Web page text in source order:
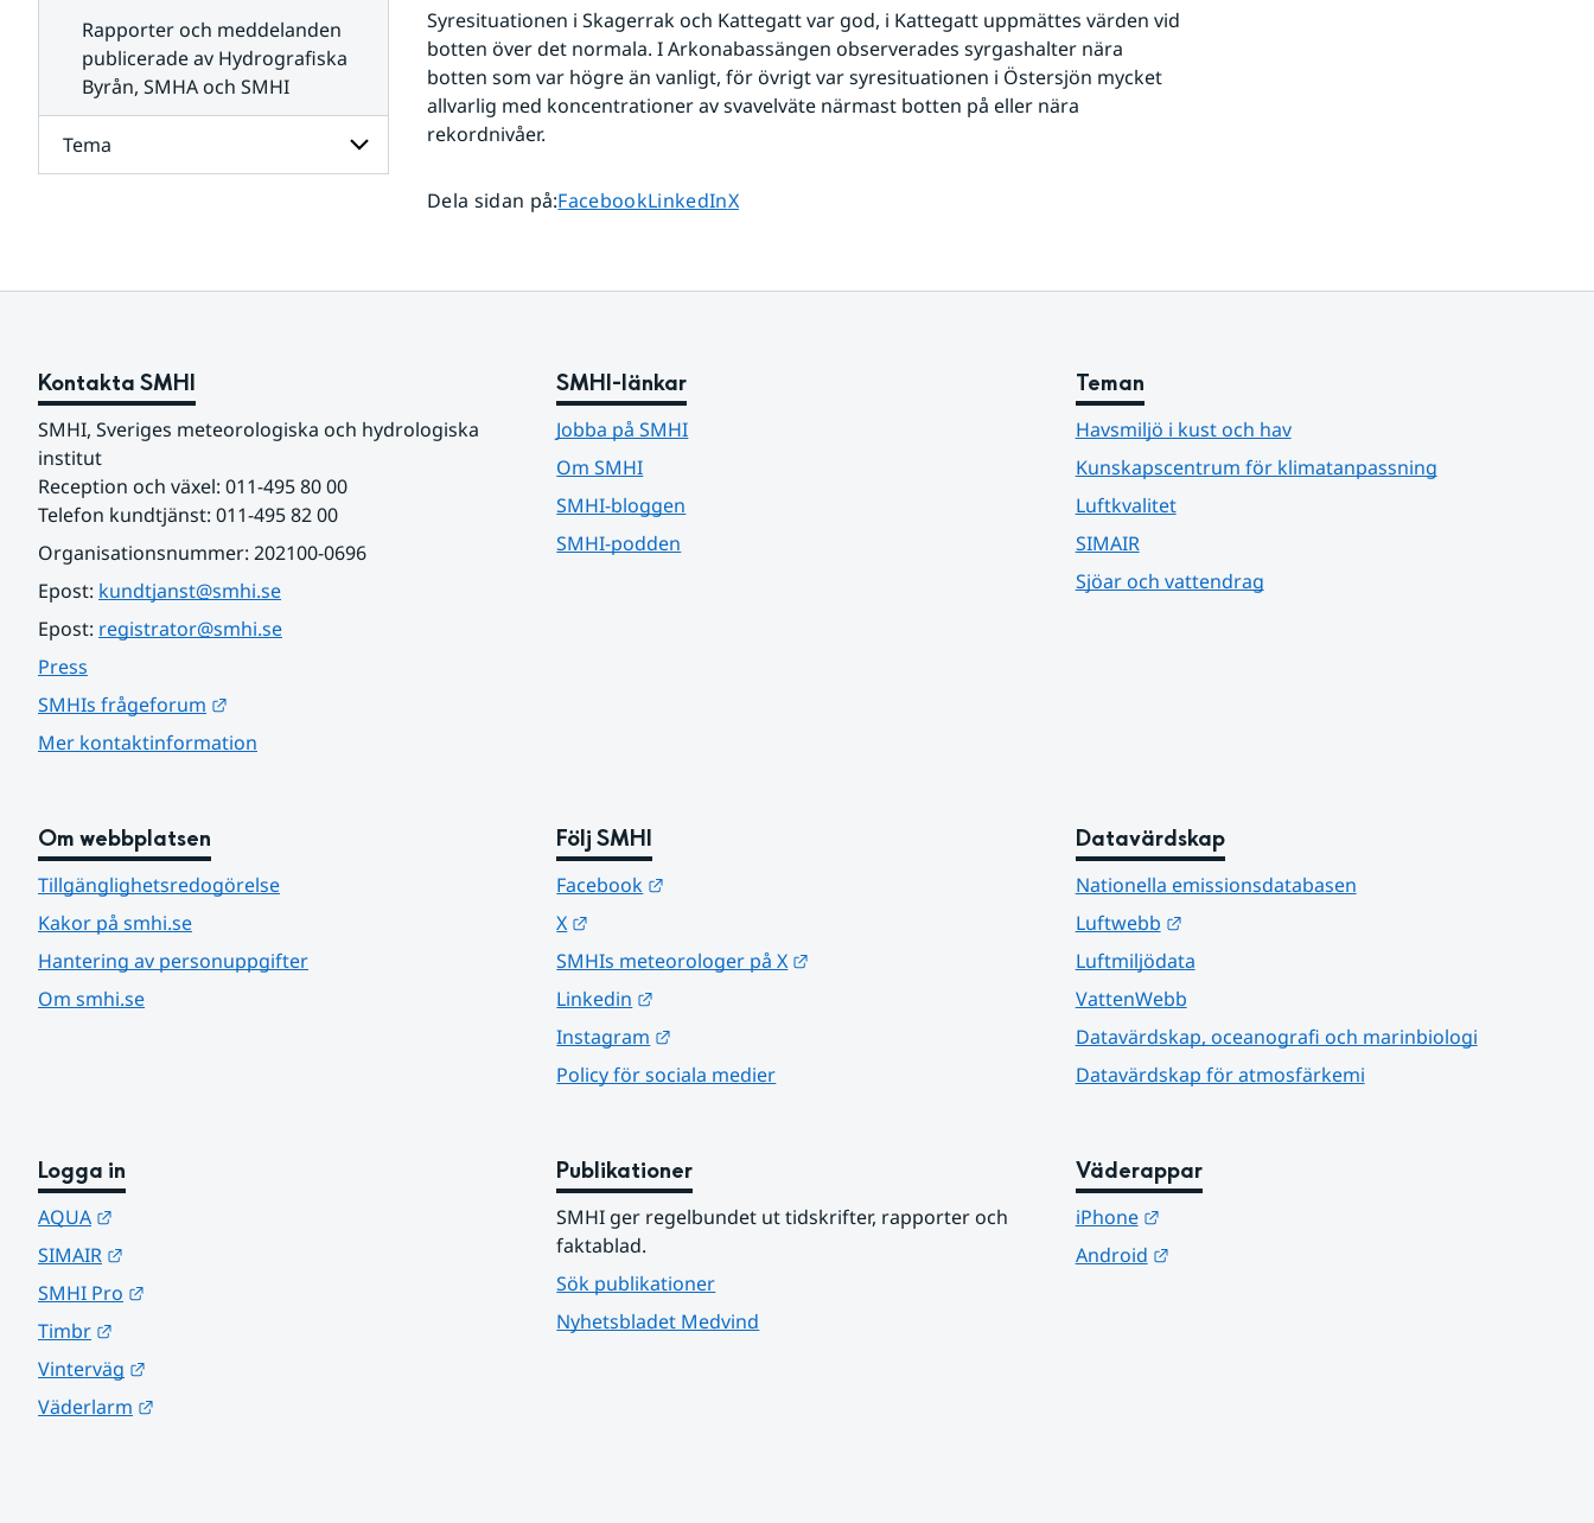
Rapporter och meddelanden
publicerade av Hydrografiska
Byrån, SMHA och SMHI
Tema
Undersidor
Syresituationen i Skagerrak och Kattegatt var god, i Kattegatt uppmättes värden vid
botten över det normala. I Arkonabassängen observerades syrgashalter nära
botten som var högre än vanligt, för övrigt var syresituationen i Östersjön mycket
allvarlig med koncentrationer av svavelväte närmast botten på eller nära
rekordnivåer.
Dela sidan på:Dela sidan på
FacebookDela sidan på
LinkedInDela sidan på
X
Kontakta SMHI
SMHI, Sveriges meteorologiska och hydrologiska
institut
Reception och växel: 011-495 80 00
Telefon kundtjänst: 011-495 82 00
Organisationsnummer: 202100-0696
Epost: kundtjanst@smhi.se
Epost: registrator@smhi.se
Press
SMHIs frågeforum
Mer kontaktinformation
SMHI-länkar
Jobba på SMHI
Om SMHI
SMHI-bloggen
SMHI-podden
Teman
Havsmiljö i kust och hav
Kunskapscentrum för klimatanpassning
Luftkvalitet
SIMAIR
Sjöar och vattendrag
Om webbplatsen
Tillgänglighetsredogörelse
Kakor på smhi.se
Hantering av personuppgifter
Om smhi.se
Följ SMHI
Facebook
X
SMHIs meteorologer på X
Linkedin
Instagram
Policy för sociala medier
Datavärdskap
Nationella emissionsdatabasen
Luftwebb
Länk till annan webbplats.
Luftmiljödata
VattenWebb
Datavärdskap, oceanografi och marinbiologi
Datavärdskap för atmosfärkemi
Logga in
AQUA
SIMAIR
SMHI Pro
Timbr
Vinterväg
Väderlarm
Publikationer
SMHI ger regelbundet ut tidskrifter, rapporter och
faktablad.
Sök publikationer
Nyhetsbladet Medvind
Väderappar
iPhone
Länk till annan webbplats.
Android
Länk till annan webbplats.